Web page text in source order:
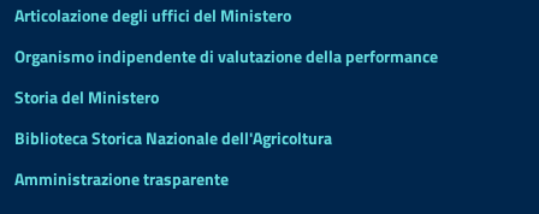
Articolazione degli uffici del Ministero
Organismo indipendente di valutazione della performance
Storia del Ministero
Biblioteca Storica Nazionale dell'Agricoltura
Amministrazione trasparente